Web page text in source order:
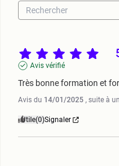
Avis vérifié
Très bonne formation et
Avis du 14/01/2025 , suite à
Utile(0)Signaler